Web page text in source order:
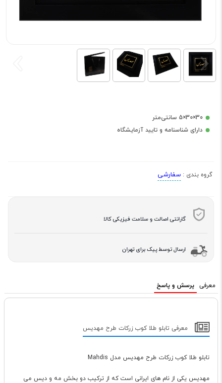
30×30×5 سانتی‌متر
دارای شناسنامه و تایید آزمایشگاه
گروه بندی : سفارشی
گارانتی اصالت و سلامت فیزیکی کالا
ارسال توسط پیک برای تهران
معرفی پرسش و پاسخ
معرفی تابلو طلا کوب زرکات طرح مهدیس
تابلو طلا کوب زرکات طرح مهدیس مدل Mahdis
مهدیس یکی از نام های ایرانی است که از ترکیب دو بخش مه و دیس می